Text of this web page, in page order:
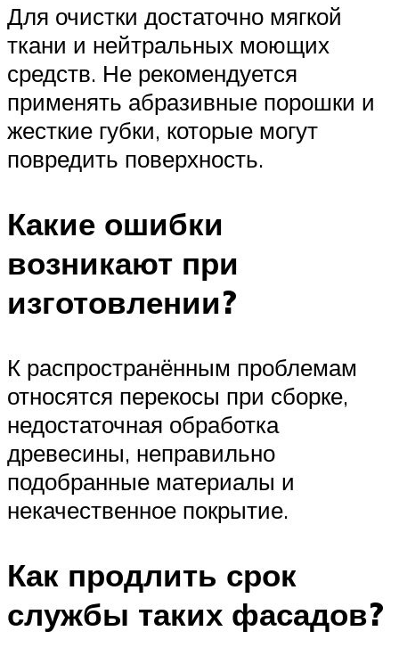
Для очистки достаточно мягкой
ткани и нейтральных моющих
средств. Не рекомендуется
применять абразивные порошки и
жесткие губки, которые могут
повредить поверхность.
Какие ошибки
возникают при
изготовлении?
К распространённым проблемам
относятся перекосы при сборке,
недостаточная обработка
древесины, неправильно
подобранные материалы и
некачественное покрытие.
Как продлить срок
службы таких фасадов?